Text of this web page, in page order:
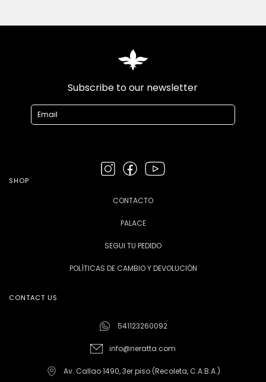
Subscribe to our newsletter
SHOP
CONTACTO
PALACE
SEGUI TU PEDIDO
POLÍTICAS DE CAMBIO Y DEVOLUCIÓN
CONTACT US
541123260092
info@neratta.com
Av. Callao 1490, 3er piso (Recoleta, C.A.B.A.)